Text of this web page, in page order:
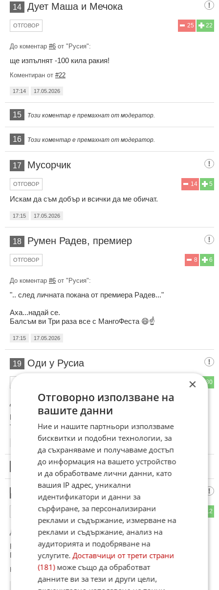
14 Дует Маша и Мечока
22
25
ОТГОВОР
До коментар #6 от "Русия":
ще изпълнят -100 кила ракия!
Коментиран от #22
17:14 17.05.2026
15 Този коментар е премахнат от модератор.
16 Този коментар е премахнат от модератор.
17 Мусорчик
5
14
ОТГОВОР
Искам да съм добър и всички да ме обичат.
17:15 17.05.2026
18 Румен Радев, премиер
6
8
ОТГОВОР
До коментар #6 от "Русия":
".. след личната покана от премиера Радев..."
Аха...надай се.
Бaлсъм ви Три раза все с МангоФеста 😄☝️
17:15 17.05.2026
19 Оди у Русиа
30
26
До коментар#4 от "ДрайвингПлежър":
На свободата.На вторият ден си в окопите на Донбас.На
третият украински дронове ти отнасят празната тиква.
17.05.2026
Този коментар е премахнат от модератор.
Ол1гофрен,
12
ОТГОВОР
До коментар#16от "Бялджип":
Коментарът е на народната артистка на СССР Алла
Пугачова.
Коментиран от #24
×
Отговорно използване на
вашите данни
Ние и нашите партньори използваме
бисквитки и подобни технологии, за
да съхраняваме и получаваме достъп
до информация на вашето устройство
и да обработваме лични данни, като
вашия IP адрес, уникални
идентификатори и данни за
сърфиране, за персонализирани
реклами и съдържание, измерване на
реклами и съдържание, анализ на
аудиторията и подобряване на
услугите.Доставчици от трети страни
(181)може също да обработват
данните ви за тези и други цели,